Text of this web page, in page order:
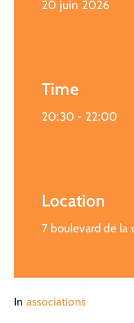
20 juin 2026
Time
20:30 - 22:00
Location
7 boulevard de la
In associations